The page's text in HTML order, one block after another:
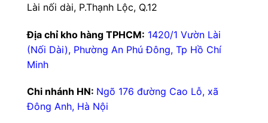
Lài nối dài, P.Thạnh Lộc, Q.12
Địa chỉ kho hàng TPHCM: 1420/1 Vườn Lài
(Nối Dài), Phường An Phú Đông, Tp Hồ Chí
Minh
Chi nhánh HN: Ngõ 176 đường Cao Lỗ, xã
Đông Anh, Hà Nội